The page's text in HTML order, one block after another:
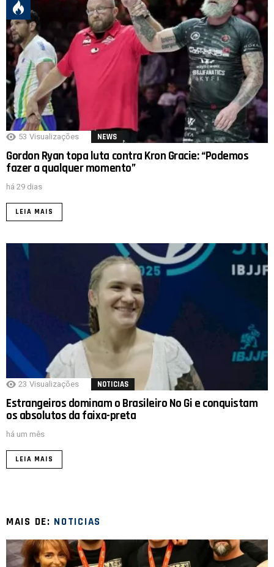
53 Visualizações NEWS
Gordon Ryan topa luta contra Kron Gracie: “Podemos
fazer a qualquer momento”
há 29 dias
LEIA MAIS
23 Visualizações NOTICIAS
Estrangeiros dominam o Brasileiro No Gi e conquistam
os absolutos da faixa-preta
há um mês
LEIA MAIS
MAIS DE: NOTICIAS